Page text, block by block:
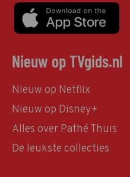
Nieuw op TVgids.nl
Nieuw op Netflix
Nieuw op Disney+
Alles over Pathé Thuis
De leukste collecties